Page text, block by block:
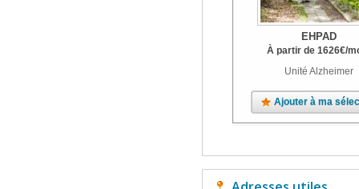
EHPAD
À partir de 1626€/
Unité Alzheimer
Ajouter à ma